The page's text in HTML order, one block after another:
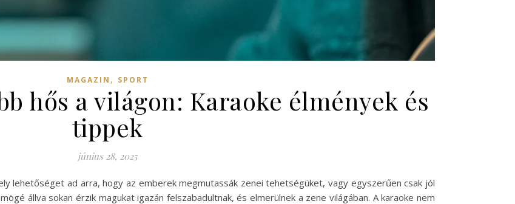
MAGAZIN , SPORT
hős a világon: Karaoke élmények és
tippek
június 28, 2025
lehetőséget ad arra, hogy az emberek megmutassák zenei tehetségüket, vagy egyszerűen csak jól
állva sokan érzik magukat igazán felszabadultnak, és elmerülnek a zene világában. A karaoke nem